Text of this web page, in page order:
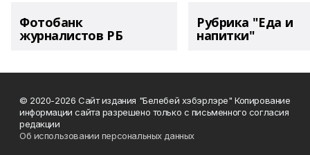
Фотобанк
журналистов РБ
Рубрика "Еда и
напитки"
© 2020-2026 Сайт издания "Белебей хэбэрлэре" Копирование
информации сайта разрешено только с письменного согласия
редакции
Об использовании персональных данных